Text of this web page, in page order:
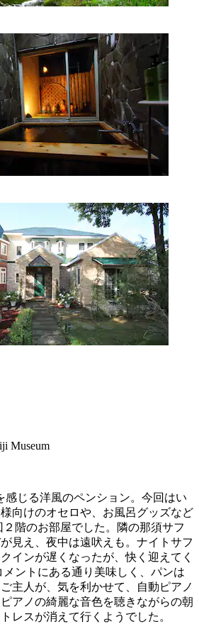
Museum
じる洋風のペンション。今回はい
向けのオセロや、お風呂グッズなど
階のお部屋でした。隣の那須サフ
見え、夜中は遠吠えも。ナイトサフ
インが遅くなったが、快く迎えてく
ントにある通り美味しく、パンは
主人が、気を利かせて、自動ピアノ
アノの綺麗な音色を聴きながらの朝
レスが消えて行くようでした。